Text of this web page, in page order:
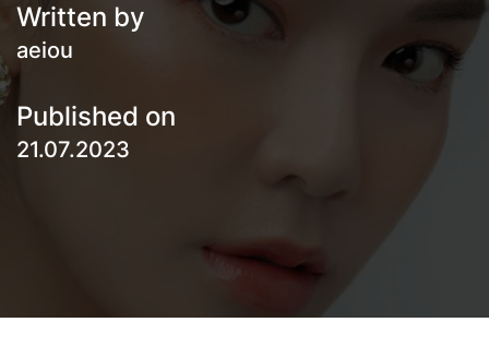
Written by
aeiou
Published on
21.07.2023